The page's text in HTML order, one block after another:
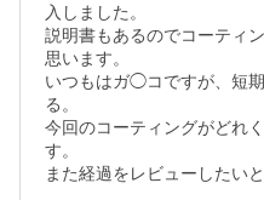
入しました。
説明書もあるのでコーティ
思います。
いつもはガ◯コですが、短
る。
今回のコーティングがどれ
す。
また経過をレビューしたいと